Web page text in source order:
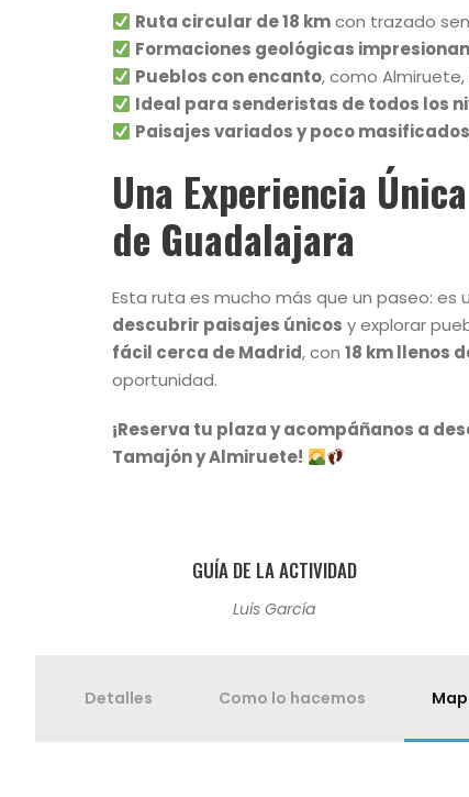
Ruta circular de 18 kmcon trazado
Formaciones geológicas
Pueblos con encanto, como
Ideal para senderistas de todos los
Paisajes variados y poco
Una Experiencia
de Guadalajara
Esta ruta es mucho más que un paseo: es
descubrir paisajes únicos y explorar
fácil cerca de Madrid, con 18 km llenos
oportunidad.
¡Reserva tu plaza y acompáñanos a
Tamajón y Almiruete!
GUÍA DE LA ACTIVIDAD
Luis García
Detalles Como lo hacemos